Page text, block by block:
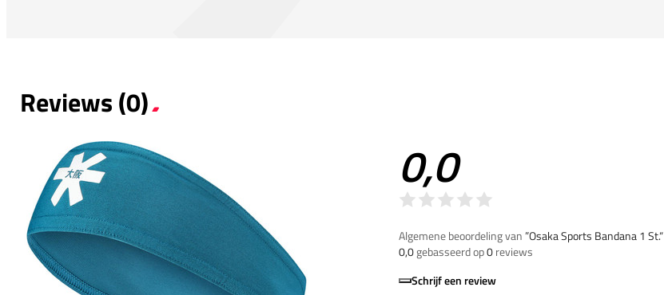
Reviews (0)
0,0
Algemene beoordeling van”Osaka Sports Bandana 1 St.“
0,0gebasseerd op0reviews
Schrijf een review